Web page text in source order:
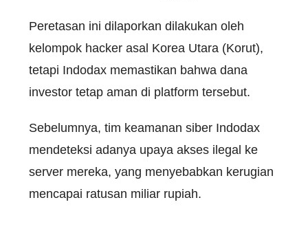
Peretasan ini dilaporkan dilakukan oleh
kelompok hacker asal Korea Utara (Korut),
tetapi Indodax memastikan bahwa dana
investor tetap aman di platform tersebut.
Sebelumnya, tim keamanan siber Indodax
mendeteksi adanya upaya akses ilegal ke
server mereka, yang menyebabkan kerugian
mencapai ratusan miliar rupiah.